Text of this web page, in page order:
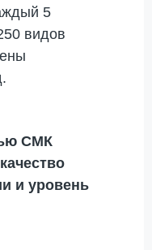
5
видов
СМК
и уровень